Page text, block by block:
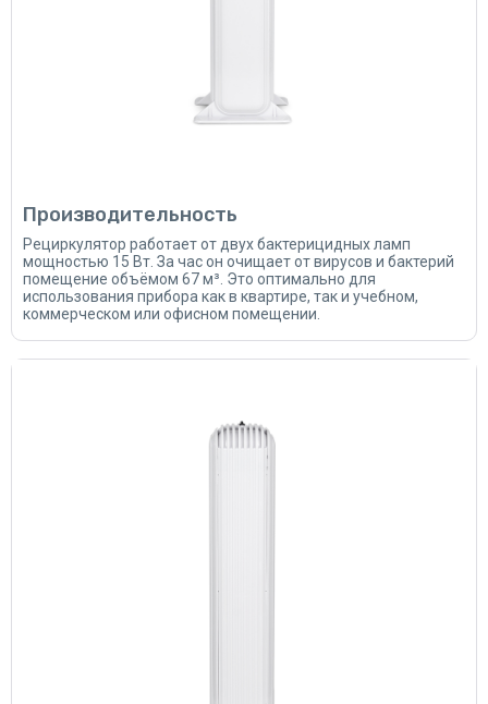
Производительность
Рециркулятор работает от двух бактерицидных ламп
мощностью 15 Вт. За час он очищает от вирусов и бактерий
помещение объёмом 67 м³. Это оптимально для
использования прибора как в квартире, так и учебном,
коммерческом или офисном помещении.